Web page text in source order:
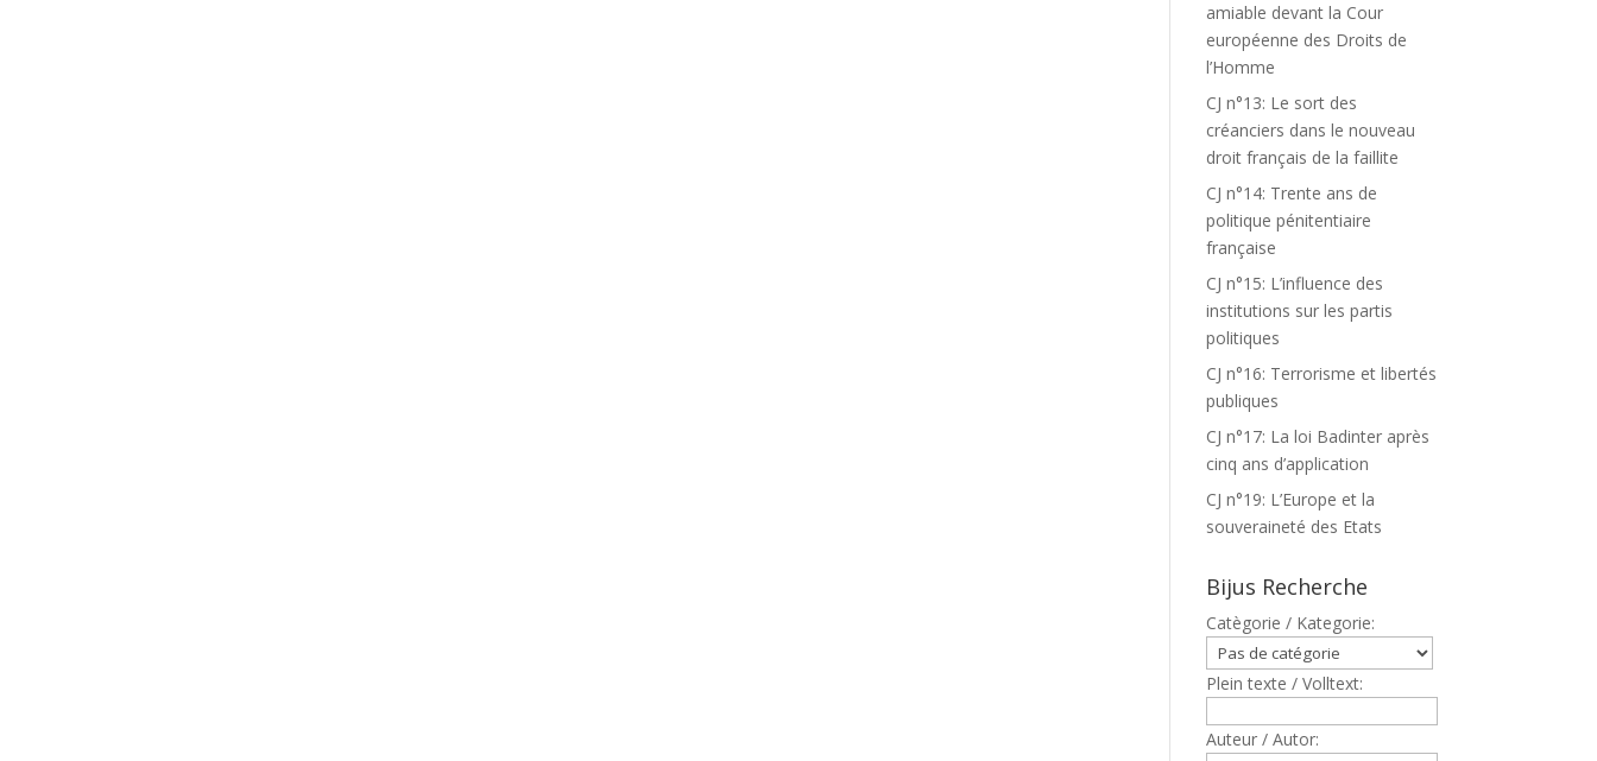
amiable devant la Cour
européenne des Droits de
l’Homme
CJ n°13: Le sort des
créanciers dans le nouveau
droit français de la faillite
CJ n°14: Trente ans de
politique pénitentiaire
française
CJ n°15: L’influence des
institutions sur les partis
politiques
CJ n°16: Terrorisme et libertés
publiques
CJ n°17: La loi Badinter après
cinq ans d’application
CJ n°19: L’Europe et la
souveraineté des Etats
Bijus Recherche
Catègorie / Kategorie:
Plein texte / Volltext:
Auteur / Autor: